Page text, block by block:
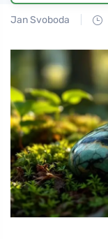
Jan Svoboda